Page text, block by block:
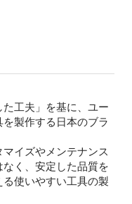
た工夫」を基に、ユー
製作する日本のブラ
イズやメンテナンス
く、安定した品質を
使いやすい工具の製